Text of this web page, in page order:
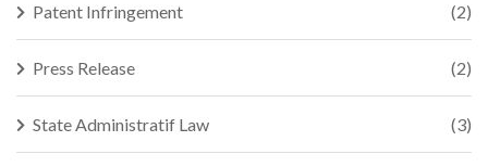
Patent Infringement (2)
Press Release (2)
State Administratif Law (3)